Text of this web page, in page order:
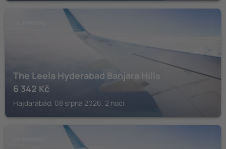
The Leela Hyderabad Banjara Hills
6 342 Kč
Hajdarábád, 08 srpna 2026, 2 noci